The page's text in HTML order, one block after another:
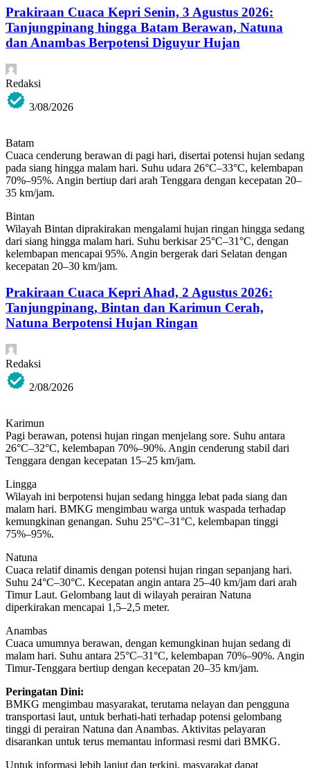
Prakiraan Cuaca Kepri Senin, 3 Agustus 2026:
Tanjungpinang hingga Batam Berawan, Natuna
dan Anambas Berpotensi Diguyur Hujan
Redaksi
3/08/2026
Batam
Cuaca cenderung berawan di pagi hari, disertai potensi hujan sedang
pada siang hingga malam hari. Suhu udara 26°C–33°C, kelembapan
70%–95%. Angin bertiup dari arah Tenggara dengan kecepatan 20–
35 km/jam.
Bintan
Wilayah Bintan diprakirakan mengalami hujan ringan hingga sedang
dari siang hingga malam hari. Suhu berkisar 25°C–31°C, dengan
kelembapan mencapai 95%. Angin bergerak dari Selatan dengan
kecepatan 20–30 km/jam.
Prakiraan Cuaca Kepri Ahad, 2 Agustus 2026:
Tanjungpinang, Bintan dan Karimun Cerah,
Natuna Berpotensi Hujan Ringan
Redaksi
2/08/2026
Karimun
Pagi berawan, potensi hujan ringan menjelang sore. Suhu antara
26°C–32°C, kelembapan 70%–90%. Angin cenderung stabil dari
Tenggara dengan kecepatan 15–25 km/jam.
Lingga
Wilayah ini berpotensi hujan sedang hingga lebat pada siang dan
malam hari. BMKG mengimbau warga untuk waspada terhadap
kemungkinan genangan. Suhu 25°C–31°C, kelembapan tinggi
75%–95%.
Natuna
Cuaca relatif dinamis dengan potensi hujan ringan sepanjang hari.
Suhu 24°C–30°C. Kecepatan angin antara 25–40 km/jam dari arah
Timur Laut. Gelombang laut di wilayah perairan Natuna
diperkirakan mencapai 1,5–2,5 meter.
Anambas
Cuaca umumnya berawan, dengan kemungkinan hujan sedang di
malam hari. Suhu antara 25°C–31°C, kelembapan 70%–90%. Angin
Timur-Tenggara bertiup dengan kecepatan 20–35 km/jam.
Peringatan Dini:
BMKG mengimbau masyarakat, terutama nelayan dan pengguna
transportasi laut, untuk berhati-hati terhadap potensi gelombang
tinggi di perairan Natuna dan Anambas. Aktivitas pelayaran
disarankan untuk terus memantau informasi resmi dari BMKG.
Untuk informasi lebih lanjut dan terkini, masyarakat dapat